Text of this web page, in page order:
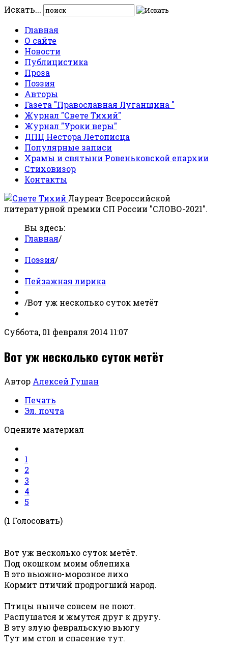
Искать...
Главная
О сайте
Новости
Публицистика
Проза
Поэзия
Авторы
Газета "Православная Луганщина "
Журнал "Свете Тихий"
Журнал "Уроки веры"
ДПЦ Нестора Летописца
Популярные записи
Храмы и святыни Ровеньковской епархии
Стиховизор
Контакты
Лауреат Всероссийской
литературной премии СП России "СЛОВО-2021".
Вы здесь:
Главная/
Поэзия/
Пейзажная лирика
/Вот уж несколько суток метёт
Суббота, 01 февраля 2014 11:07
Вот уж несколько суток метёт
Автор Алексей Гушан
Печать
Эл. почта
Оцените материал
1
2
3
4
5
(1 Голосовать)
Вот уж несколько суток метёт.
Под окошком моим облепиха
В это вьюжно-морозное лихо
Кормит птичий продрогший народ.
Птицы нынче совсем не поют.
Распушатся и жмутся друг к другу.
В эту злую февральскую вьюгу
Тут им стол и спасение тут.